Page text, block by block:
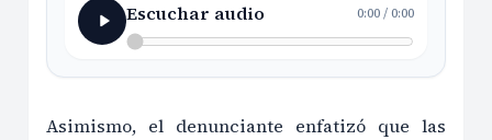
Escuchar audio 0:00/0:00
Asimismo, el denunciante enfatizó que las